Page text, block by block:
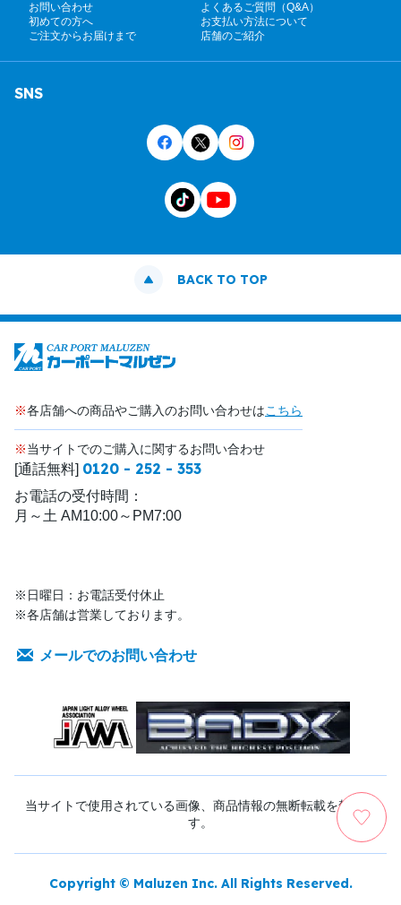
お問い合わせ
よくあるご質問（Q&A）
初めての方へ
お支払い方法について
ご注文からお届けまで
店舗のご紹介
SNS
BACK TO TOP
※各店舗への商品やご購入のお問い合わせはこちら
※当サイトでのご購入に関するお問い合わせ
[通話無料] 0120 - 252 - 353
お電話の受付時間：
月～土 AM10:00～PM7:00
※日曜日：お電話受付休止
※各店舗は営業しております。
メールでのお問い合わせ
当サイトで使用されている画像、商品情報の無断転載を禁じま
す。
Copyright © Maluzen Inc. All Rights Reserved.